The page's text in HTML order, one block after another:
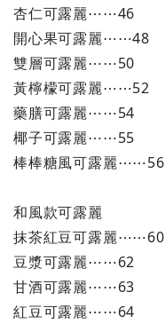
杏仁可露麗⋯⋯46
開心果可露麗⋯⋯48
雙層可露麗⋯⋯50
黃檸檬可露麗⋯⋯52
藥膳可露麗⋯⋯54
椰子可露麗⋯⋯55
棒棒糖風可露麗⋯⋯56
和風款可露麗
抹茶紅豆可露麗⋯⋯60
豆漿可露麗⋯⋯62
甘酒可露麗⋯⋯63
紅豆可露麗⋯⋯64